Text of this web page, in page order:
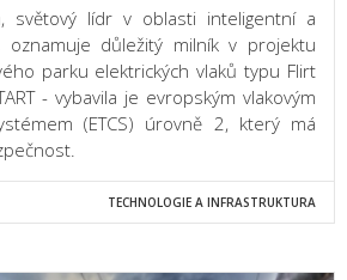
světový lídr v oblasti inteligentní a
oznamuje důležitý milník v projektu
parku elektrických vlaků typu Flirt
- vybavila je evropským vlakovým
(ETCS) úrovně 2, který má
TECHNOLOGIE A INFRASTRUKTURA